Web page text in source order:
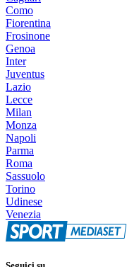
Como
Fiorentina
Frosinone
Genoa
Inter
Juventus
Lazio
Lecce
Milan
Monza
Napoli
Parma
Roma
Sassuolo
Torino
Udinese
Venezia